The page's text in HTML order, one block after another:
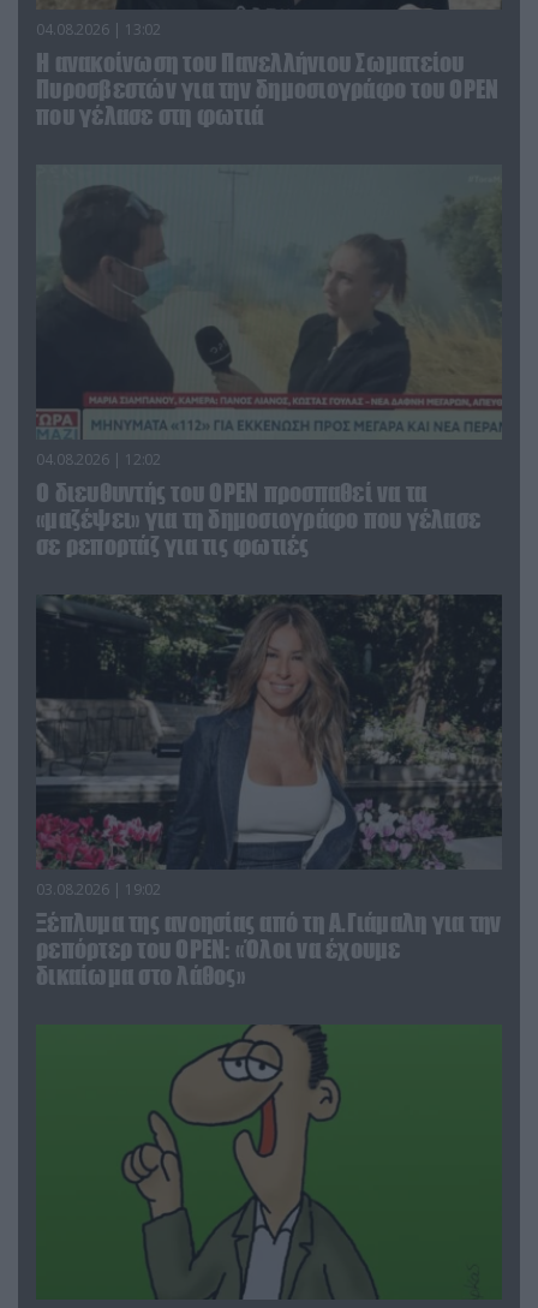
04.08.2026 | 13:02
Η ανακοίνωση του Πανελλήνιου Σωματείου
Πυροσβεστών για την δημοσιογράφο του OPEN
που γέλασε στη φωτιά
04.08.2026 | 12:02
O διευθυντής του OPEN προσπαθεί να τα
«μαζέψει» για τη δημοσιογράφο που γέλασε
σε ρεπορτάζ για τις φωτιές
03.08.2026 | 19:02
Ξέπλυμα της ανοησίας από τη Α.Γιάμαλη για την
ρεπόρτερ του ΟΡΕΝ: «Όλοι να έχουμε
δικαίωμα στο λάθος»